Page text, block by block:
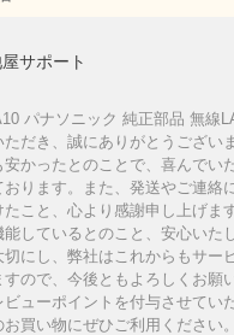
サポート
パナソニック 純正部品 無線
ただき、誠にありがとうござい
かったとのことで、喜んでい
ります。また、発送やご連絡
たこと、心より感謝申し上げま
しているとのこと、安心いた
にし、弊社はこれからもサー
すので、今後ともよろしくお願
ビューポイントを付与させてい
買い物にぜひご利用ください。